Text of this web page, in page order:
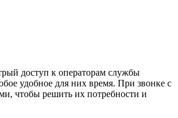
доступ к операторам службы
удобное для них время. При звонке с
чтобы решить их потребности и